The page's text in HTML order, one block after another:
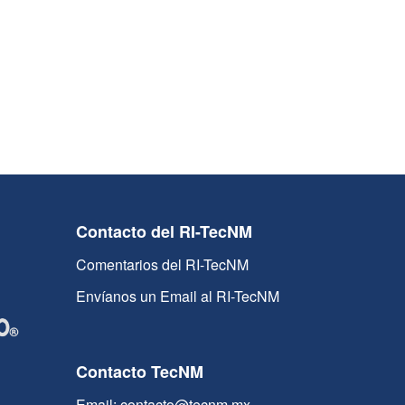
Contacto del RI-TecNM
Comentarios del RI-TecNM
Envíanos un Email al RI-TecNM
Contacto TecNM